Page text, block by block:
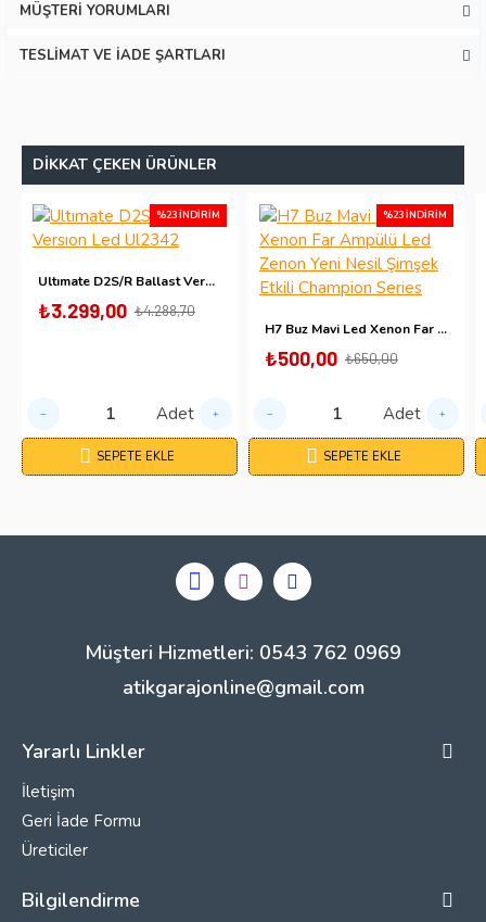
MÜŞTERI YORUMLARI
TESLIMAT VE İADE ŞARTLARI
DIKKAT ÇEKEN ÜRÜNLER
%23 İNDIRIM
Ultımate D2S/R Ballast Versıon Led Ul2342
₺3.299,00 ₺4.288,70
Adet
SEPETE EKLE
%23 İNDIRIM
H7 Buz Mavi Led Xenon Far Ampülü Led Zenon Yeni Nesil Şimşek Etkili Champion Series
₺500,00 ₺650,00
Adet
SEPETE EKLE
Müşteri Hizmetleri: 0543 762 0969
atikgarajonline@gmail.com
Yararlı Linkler
İletişim
Geri İade Formu
Üreticiler
Bilgilendirme